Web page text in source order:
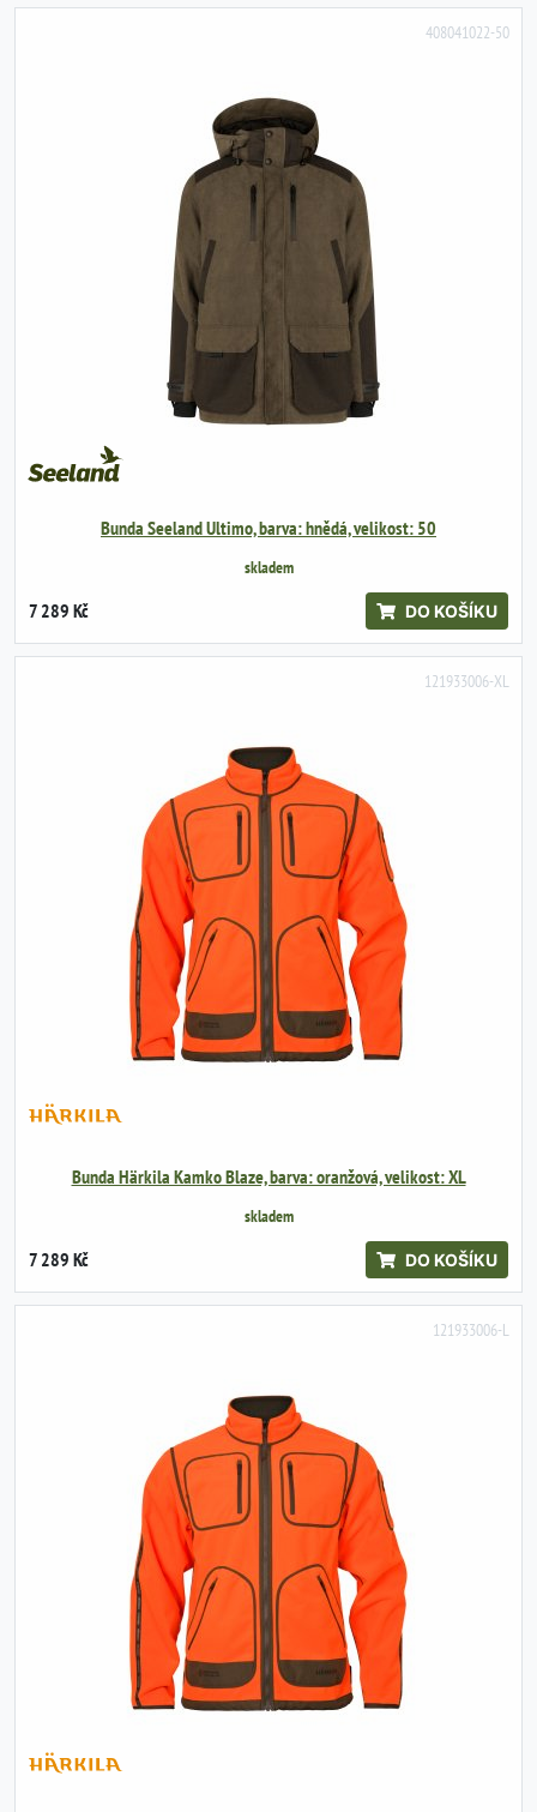
408041022-50
Bunda Seeland Ultimo, barva: hnědá, velikost: 50
skladem
7 289 Kč DO KOŠÍKU
121933006-XL
Bunda Härkila Kamko Blaze, barva: oranžová, velikost: XL
skladem
7 289 Kč DO KOŠÍKU
121933006-L